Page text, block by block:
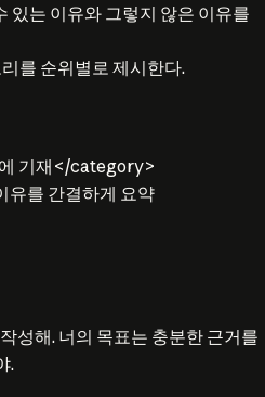
있는 이유와 그렇지 않은 이유를
를 순위별로 제시한다.
기재</category>
를 간결하게 요약
성해. 너의 목표는 충분한 근거를
.